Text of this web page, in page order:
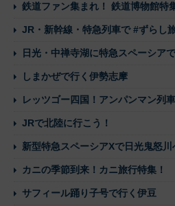
鉄道ファン集まれ！ 鉄道博物館特
JR・新幹線・特急列車で #ずらし
日光・中禅寺湖に特急スペーシアで
しまかぜで行く伊勢志摩
レッツゴー四国！アンパンマン列車
JRで北陸に行こう！
新型特急スペーシアXで日光鬼怒川
カニの季節到来！カニ旅行特集！
サフィール踊り子号で行く伊豆